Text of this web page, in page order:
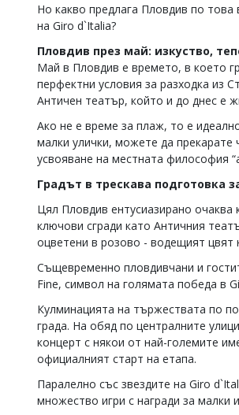
office@flagman.bg
Коментарите
статиите
читателите
отговорност
откриете
обиден
коментар,
сигнализирайте
Но какво предлага Пловдив по
на Giro d`Italia?
Пловдив през май: изкуство,
Май в Пловдив е времето, в което
перфектни условия за разходка из
Античен театър, който и до днес е
Ако не е време за плаж, то е
малки улички, можете да прекарате
усвояване на местната философия
Градът в трескава подготовка
Цял Пловдив ентусиазирано очаква
ключови сгради като Античния
оцветени в розово - водещият цвят
Същевременно пловдивчани и
Fine, символ на голямата победа в
Кулминацията на тържествата по
града. На обяд по централните
концерт с някои от най-големите
официалният старт на етапа.
Паралелно със звездите на Giro
множество игри с награди за малки